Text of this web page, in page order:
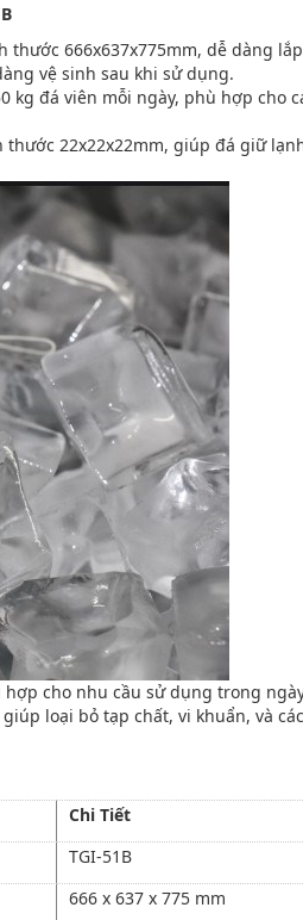
thước 666x637x775mm, dễ dàng
vệ sinh sau khi sử dụng.
kg đá viên mỗi ngày, phù hợp cho
thước 22x22x22mm, giúp đá giữ
hợp cho nhu cầu sử dụng trong
loại bỏ tạp chất, vi khuẩn, và
Chi Tiết
TGI-51B
666 x 637 x 775 mm